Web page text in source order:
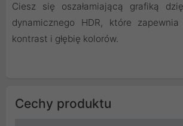
Ciesz się oszałamiającą grafiką
dynamicznego HDR, które
kontrast i głębię kolorów.
Cechy produktu